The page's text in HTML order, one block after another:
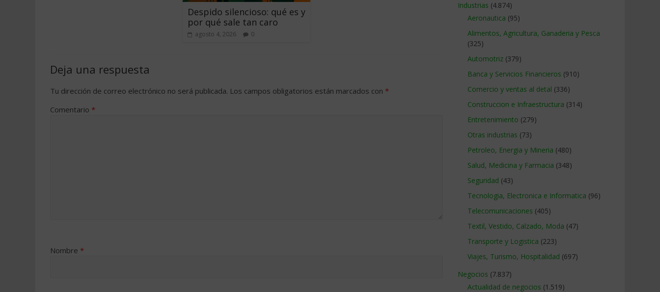
Despido silencioso: qué es y
por qué sale tan caro
agosto 4, 2026 0
Deja una respuesta
Tu dirección de correo electrónico no será publicada. Los campos obligatorios están marcados con *
Comentario *
Nombre *
Industrias (4.874)
Aeronautica (95)
Alimentos, Agricultura, Ganaderia y Pesca
(325)
Automotriz (379)
Banca y Servicios Financieros (910)
Comercio y ventas al detal (336)
Construccion e Infraestructura (314)
Entretenimiento (279)
Otras industrias (73)
Petroleo, Energia y Mineria (480)
Salud, Medicina y Farmacia (348)
Seguridad (43)
Tecnologia, Electronica e Informatica (96)
Telecomunicaciones (405)
Textil, Vestido, Calzado, Moda (47)
Transporte y Logistica (223)
Viajes, Turismo, Hospitalidad (697)
Negocios (7.837)
Actualidad de negocios (1.519)